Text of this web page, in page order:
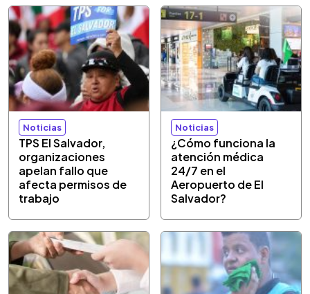
Noticias
TPS El Salvador,
organizaciones
apelan fallo que
afecta permisos de
trabajo
Noticias
¿Cómo funciona la
atención médica
24/7 en el
Aeropuerto de El
Salvador?